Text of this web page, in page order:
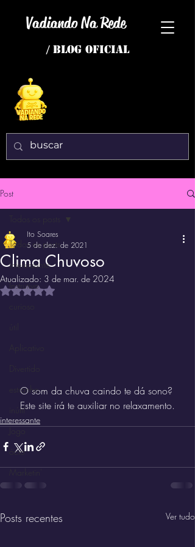
Vadiando Na Rede
/ BLOG OFICIAL
Post
Todos os posts
interessante
Instrutivo
estranho
inútil
Jogo
ócio
Clima Chuvoso
Ito Soares
5 de dez. de 2021
Atualizado: 3 de mar. de 2024
Avaliado com NaN de 5 estrelas.
O som da chuva caindo te dá sono?
Este site irá te auxiliar no relaxamento.
interessante
Posts recentes Ver tudo